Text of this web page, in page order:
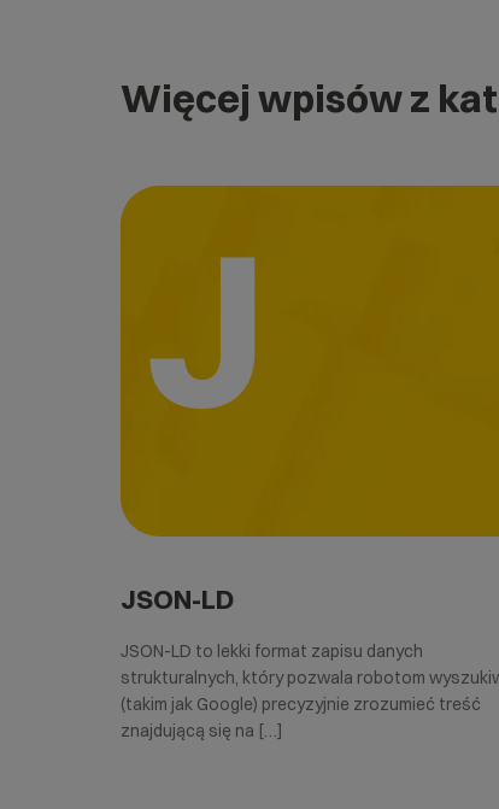
Więcej wpisów z
J
JSON-LD
JSON-LD to lekki format zapisu danych
strukturalnych, który pozwala robotom
(takim jak Google) precyzyjnie zrozumieć treść
znajdującą się na […]